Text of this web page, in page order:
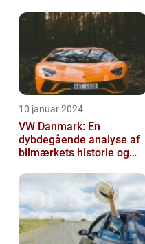
Bilentusiaster
10 januar 2024
VW Danmark: En
dybdegående analyse af
bilmærkets historie og